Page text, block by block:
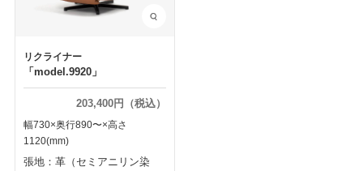
リクライナー
「model.9920」
203,400円（税込）
幅730×奥行890〜×高さ
1120(mm)
張地：革（セミアニリン染